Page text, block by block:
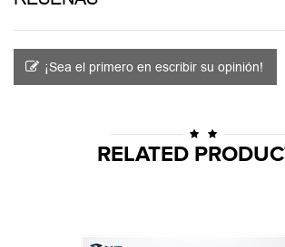
¡Sea el primero en escribir su opinión!
RELATED